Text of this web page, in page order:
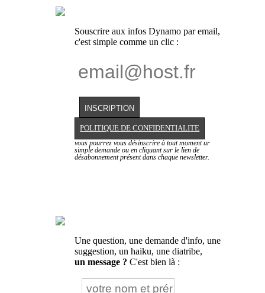
Souscrire aux infos Dynamo par email,
c'est simple comme un clic :
POLITIQUE DE CONFIDENTIALITE
vous pourrez vous désinscrire à tout moment ur
simple demande ou en cliquant sur le lien de
désabonnement présent dans chaque newsletter.
Une question, une demande d'info, une
suggestion, un haiku, une diatribe,
un message ? C'est bien là :